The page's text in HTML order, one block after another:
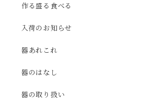
作る盛る食べる
入荷のお知らせ
器あれこれ
器のはなし
器の取り扱い